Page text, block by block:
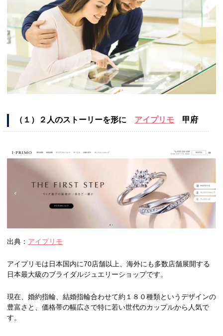
（１）２人のストーリーを形に アイプリモ 甲府
出典： アイプリモ
アイプリモは日本国内に70店舗以上、海外にも多数店舗展開する
日本最大級のブライダルジュエリーショップです。
現在、婚約指輪、結婚指輪合わせて約１８０種類というデザインの
豊富さと、価格帯の幅広さで特に若い世代のカップルから人気で
す。